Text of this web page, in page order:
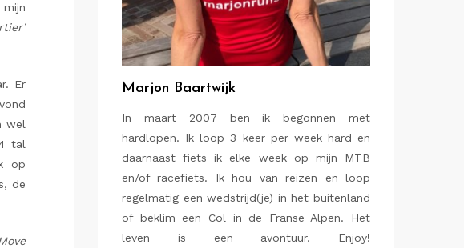
Er
wel
tal
op
de
Move
Marjon Baartwijk
In maart 2007 ben ik begonnen met
hardlopen. Ik loop 3 keer per week hard en
daarnaast fiets ik elke week op mijn MTB
en/of racefiets. Ik hou van reizen en loop
regelmatig een wedstrijd(je) in het buitenland
of beklim een Col in de Franse Alpen. Het
leven is een avontuur. Enjoy!